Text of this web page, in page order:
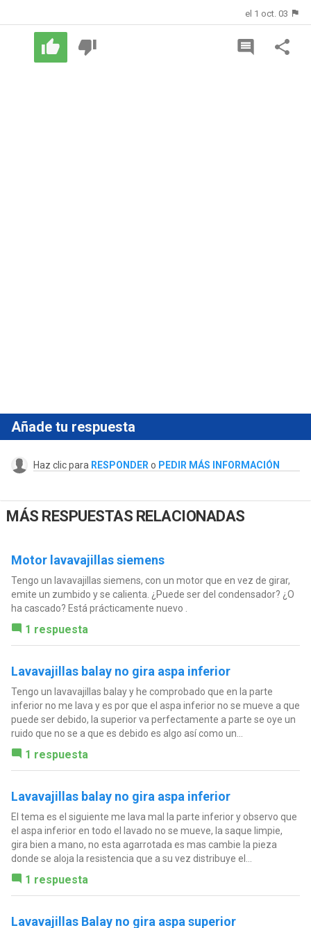
el 1 oct. 03
Añade tu respuesta
Haz clic para RESPONDER o PEDIR MÁS INFORMACIÓN
MÁS RESPUESTAS RELACIONADAS
Motor lavavajillas siemens
Tengo un lavavajillas siemens, con un motor que en vez de girar,
emite un zumbido y se calienta. ¿Puede ser del condensador? ¿O
ha cascado? Está prácticamente nuevo .
1 respuesta
Lavavajillas balay no gira aspa inferior
Tengo un lavavajillas balay y he comprobado que en la parte
inferior no me lava y es por que el aspa inferior no se mueve a que
puede ser debido, la superior va perfectamente a parte se oye un
ruido que no se a que es debido es algo así como un...
1 respuesta
Lavavajillas balay no gira aspa inferior
El tema es el siguiente me lava mal la parte inferior y observo que
el aspa inferior en todo el lavado no se mueve, la saque limpie,
gira bien a mano, no esta agarrotada es mas cambie la pieza
donde se aloja la resistencia que a su vez distribuye el...
1 respuesta
Lavavajillas Balay no gira aspa superior